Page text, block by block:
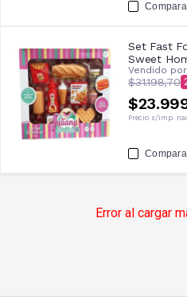
Set Fast
Sweet
Vendido por
$31.198,70
Precio s/imp.
Error al cargar